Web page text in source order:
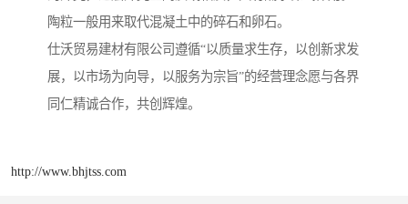
陶粒一般用来取代混凝土中的碎石和卵石。
仕沃贸易建材有限公司遵循“以质量求生存，以创新求发
展，以市场为向导，以服务为宗旨”的经营理念愿与各界
同仁精诚合作，共创辉煌。
http://www.bhjtss.com